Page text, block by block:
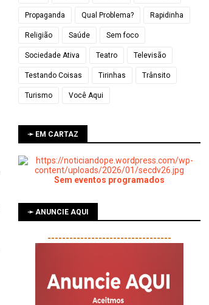
Propaganda Qual Problema? Rapidinha
Religião Saúde Sem foco
Sociedade Ativa Teatro Televisão
Testando Coisas Tirinhas Trânsito
Turismo Você Aqui
➛ EM CARTAZ
Sem eventos programados
➛ ANUNCIE AQUI
----------------------------------